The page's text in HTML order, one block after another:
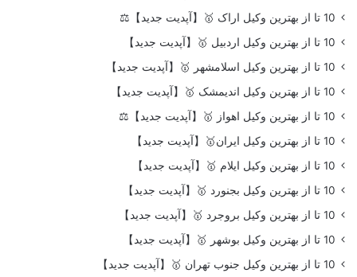
10 تا از بهترین وکیل اراک 🥇【آپدیت جدید】⚖️
10 تا از بهترین وکیل اردبیل 🥇【آپدیت جدید】
10 تا از بهترین وکیل اسلامشهر 🥇【آپدیت جدید】
10 تا از بهترین وکیل اندیمشک 🥇【آپدیت جدید】
10 تا از بهترین وکیل اهواز 🥇【آپدیت جدید】⚖️
10 تا از بهترین وکیل ایران🥇【آپدیت جدید】
10 تا از بهترین وکیل ایلام 🥇【آپدیت جدید】
10 تا از بهترین وکیل بجنورد 🥇【آپدیت جدید】
10 تا از بهترین وکیل بروجرد 🥇【آپدیت جدید】
10 تا از بهترین وکیل بوشهر 🥇【آپدیت جدید】
10 تا از بهترین وکیل جنوب تهران 🥇【آپدیت جدید】